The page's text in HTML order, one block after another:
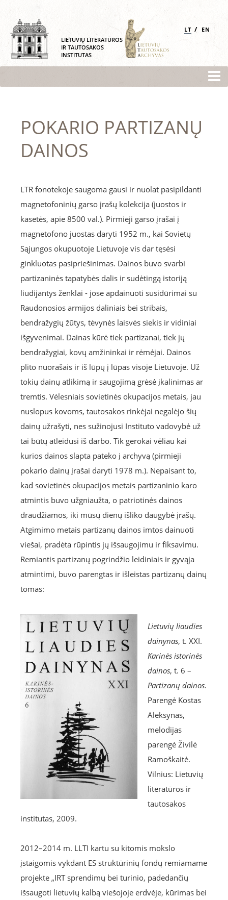
LIETUVIŲ LITERATŪROS
IR TAUTOSAKOS
INSTITUTAS
LT / EN
POKARIO PARTIZANŲ
DAINOS
LTR fonotekoje saugoma gausi ir nuolat pasipildanti
magnetofoninių garso įrašų kolekcija (juostos ir
kasetės, apie 8500 val.). Pirmieji garso įrašai į
magnetofono juostas daryti 1952 m., kai Sovietų
Sąjungos okupuotoje Lietuvoje vis dar tęsėsi
ginkluotas pasipriešinimas. Dainos buvo svarbi
partizaninės tapatybės dalis ir sudėtingą istoriją
liudijantys ženklai - jose apdainuoti susidūrimai su
Raudonosios armijos daliniais bei stribais,
bendražygių žūtys, tėvynės laisvės siekis ir vidiniai
išgyvenimai. Dainas kūrė tiek partizanai, tiek jų
bendražygiai, kovų amžininkai ir rėmėjai. Dainos
plito nuorašais ir iš lūpų į lūpas visoje Lietuvoje. Už
tokių dainų atlikimą ir saugojimą grėsė įkalinimas ar
tremtis. Vėlesniais sovietinės okupacijos metais, jau
nuslopus kovoms, tautosakos rinkėjai negalėjo šių
dainų užrašyti, nes sužinojusi Instituto vadovybė už
tai būtų atleidusi iš darbo. Tik gerokai vėliau kai
kurios dainos slapta pateko į archyvą (pirmieji
pokario dainų įrašai daryti 1978 m.). Nepaisant to,
kad sovietinės okupacijos metais partizaninio karo
atmintis buvo užgniaužta, o patriotinės dainos
draudžiamos, iki mūsų dienų išliko daugybė įrašų.
Atgimimo metais partizanų dainos imtos dainuoti
viešai, pradėta rūpintis jų išsaugojimu ir fiksavimu.
Remiantis partizanų pogrindžio leidiniais ir gyvąja
atmintimi, buvo parengtas ir išleistas partizanų dainų
tomas:
Lietuvių liaudies
dainynas, t. XXI.
Karinės istorinės
dainos, t. 6 –
Partizanų dainos.
Parengė Kostas
Aleksynas,
melodijas
parengė Živilė
Ramoškaitė.
Vilnius: Lietuvių
literatūros ir
tautosakos
institutas, 2009.
2012–2014 m. LLTI kartu su kitomis mokslo
įstaigomis vykdant ES struktūrinių fondų remiamame
projekte „IRT sprendimų bei turinio, padedančių
išsaugoti lietuvių kalbą viešojoje erdvėje, kūrimas bei